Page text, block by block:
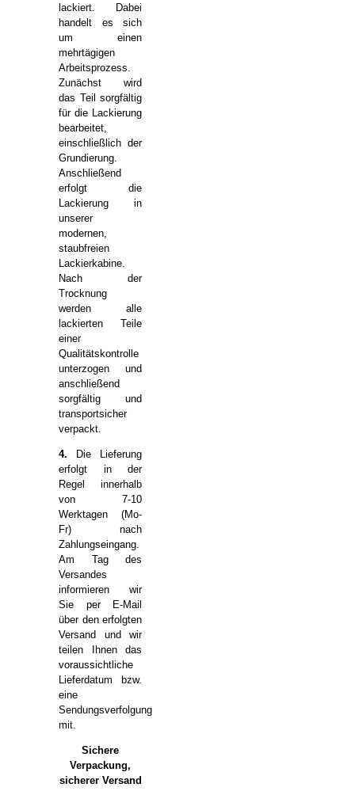
lackiert. Dabei
handelt es sich
um einen
mehrtägigen
Arbeitsprozess.
Zunächst wird
das Teil sorgfältig
für die Lackierung
bearbeitet,
einschließlich der
Grundierung.
Anschließend
erfolgt die
Lackierung in
unserer
modernen,
staubfreien
Lackierkabine.
Nach der
Trocknung
werden alle
lackierten Teile
einer
Qualitätskontrolle
unterzogen und
anschließend
sorgfältig und
transportsicher
verpackt.
4. Die Lieferung
erfolgt in der
Regel innerhalb
von 7-10
Werktagen (Mo-
Fr) nach
Zahlungseingang.
Am Tag des
Versandes
informieren wir
Sie per E-Mail
über den erfolgten
Versand und wir
teilen Ihnen das
voraussichtliche
Lieferdatum bzw.
eine
Sendungsverfolgung
mit.
Sichere
Verpackung,
sicherer Versand